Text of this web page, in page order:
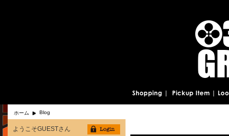
ホーム Blog
ようこそGUESTさん